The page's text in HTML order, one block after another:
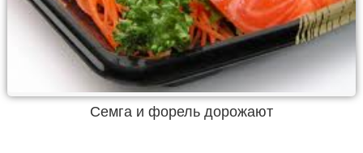
Семга и форель дорожают